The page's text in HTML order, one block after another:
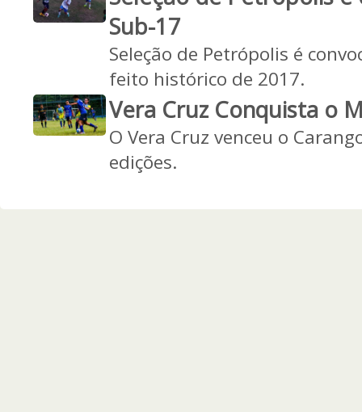
Sub-17
Seleção de Petrópolis é
feito histórico de 2017.
Vera Cruz Conquista o
O Vera Cruz venceu o
edições.